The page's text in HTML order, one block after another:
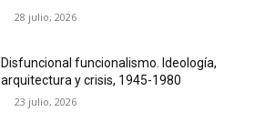
28 julio, 2026
Disfuncional funcionalismo. Ideología,
arquitectura y crisis, 1945-1980
23 julio, 2026